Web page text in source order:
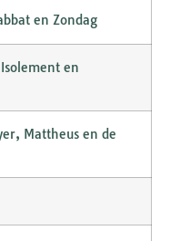
en Zondag
en
Mattheus en de